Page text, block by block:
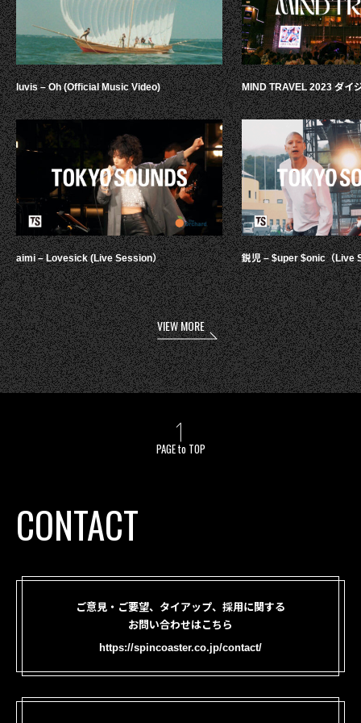
luvis – Oh (Official Music Video)
aimi – Lovesick (Live Session）
MIND TRAVEL 2023 ダイ
鋭児 – $uper $onic（Live
VIEW MORE
PAGE to TOP
CONTACT
ご意見・ご要望、タイアップ、採用に関する
お問い合わせはこちら
https://spincoaster.co.jp/contact/